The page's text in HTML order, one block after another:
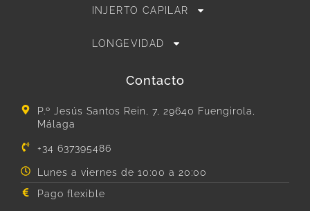
INJERTO CAPILAR
LONGEVIDAD
Contacto
P.º Jesús Santos Rein, 7, 29640 Fuengirola,
Málaga
+34 637395486
Lunes a viernes de 10:00 a 20:00
Pago flexible